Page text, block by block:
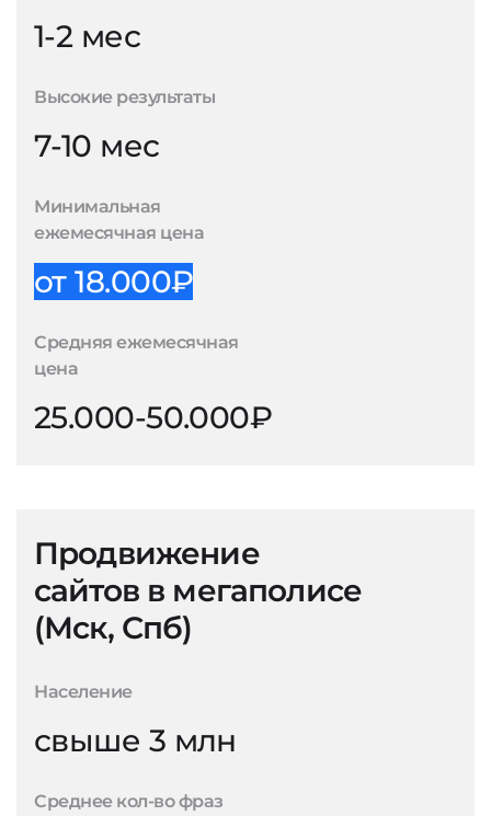
1-2 мес
Высокие результаты
7-10 мес
Минимальная
ежемесячная цена
от 18.000₽
Средняя ежемесячная
цена
25.000-50.000₽
Продвижение
сайтов в мегаполисе
(Мск, Спб)
Население
свыше 3 млн
Среднее кол-во фраз